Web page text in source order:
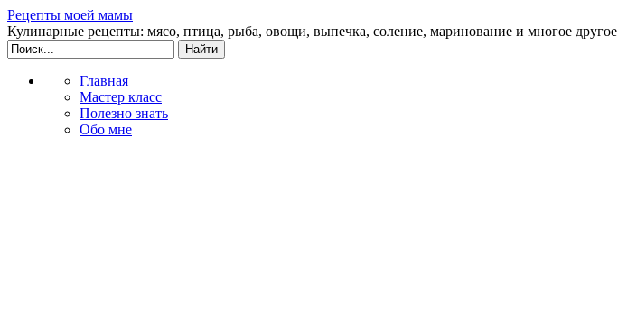
Рецепты моей мамы
Кулинарные рецепты: мясо, птица, рыба, овощи, выпечка, соление, маринование и многое другое
Главная
Мастер класс
Полезно знать
Обо мне